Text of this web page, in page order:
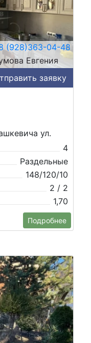
(928)363-04-48
Евгения
заявку
ул.
4
Раздельные
148/120/10
2 / 2
1,70
Подробнее